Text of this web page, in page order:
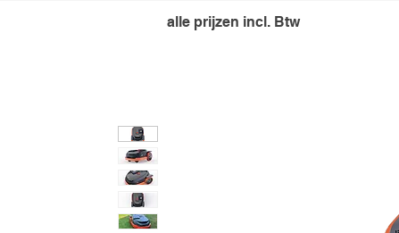
alle prijzen incl. Btw